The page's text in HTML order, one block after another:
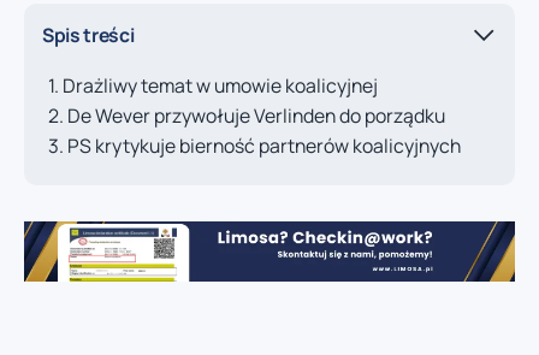
Spis treści
Drażliwy temat w umowie koalicyjnej
De Wever przywołuje Verlinden do porządku
PS krytykuje bierność partnerów koalicyjnych